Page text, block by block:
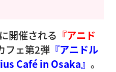
開催される 『アニド
フェ第2弾 『アニドル
Café in Osaka』 。